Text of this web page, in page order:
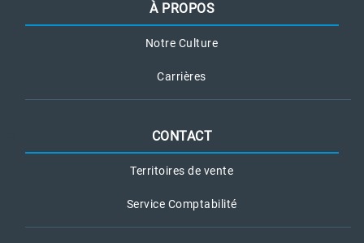
À PROPOS
Notre Culture
Carrières
CONTACT
Territoires de vente
Service Comptabilité